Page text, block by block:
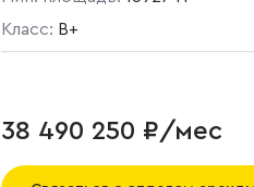
здание централизованного
Общая площадь 15 927 кв. м.
Арендуемая площадь 12 111
Класс: B+
38 490 250 ₽/мес